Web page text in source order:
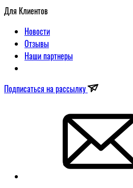
Для Клиентов
Новости
Отзывы
Наши партнеры
Подписаться на рассылку